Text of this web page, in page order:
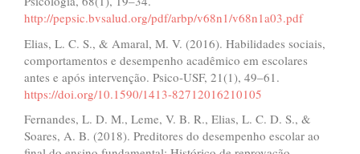
http://pepsic.bvsalud.org/pdf/arbp/v68n1/v68n1a03.pdf
Elias, L. C. S., & Amaral, M. V. (2016). Habilidades sociais,
comportamentos e desempenho acadêmico em escolares
antes e após intervenção. Psico-USF, 21(1), 49–61.
https://doi.org/10.1590/1413-82712016210105
Fernandes, L. D. M., Leme, V. B. R., Elias, L. C. D. S., &
Soares, A. B. (2018). Preditores do desempenho escolar ao